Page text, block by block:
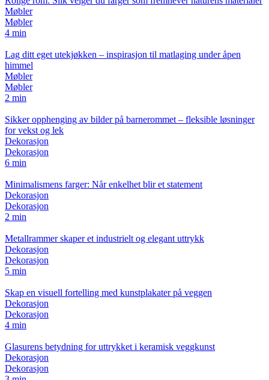
Møbler
Møbler
4 min
Lag ditt eget utekjøkken – inspirasjon til matlaging under åpen
himmel
Møbler
Møbler
2 min
Sikker opphenging av bilder på barnerommet – fleksible løsninger
for vekst og lek
Dekorasjon
Dekorasjon
6 min
Minimalismens farger: Når enkelhet blir et statement
Dekorasjon
Dekorasjon
2 min
Metallrammer skaper et industrielt og elegant uttrykk
Dekorasjon
Dekorasjon
5 min
Skap en visuell fortelling med kunstplakater på veggen
Dekorasjon
Dekorasjon
4 min
Glasurens betydning for uttrykket i keramisk veggkunst
Dekorasjon
Dekorasjon